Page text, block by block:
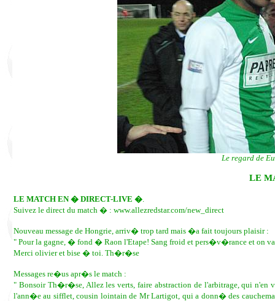
Le regard de
LE
LE MATCH EN � DIRECT-LIVE �
Suivez le direct du match � : www.allezredstar.com/new_direct
Nouveau message de Hongrie, arriv� trop tard mais �a fait toujours plaisir :
" Pour la gagne, � fond � Raon l'Etape! Sang froid et pers�v�rance et on
Merci olivier et bise � toi. Th�r�se
Messages re�us apr�s le match :
" Bonsoir Th�r�se, Allez les verts, faire abstraction de l'arbitrage, qui n'en
l'ann�e au sifflet, cousin lointain de Mr Lartigot, qui a donn� des